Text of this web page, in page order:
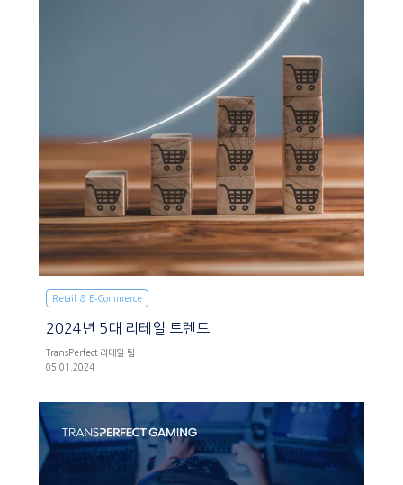
Retail & E‑Commerce
2024년 5대 리테일 트렌드
TransPerfect 리테일 팀
05.01.2024